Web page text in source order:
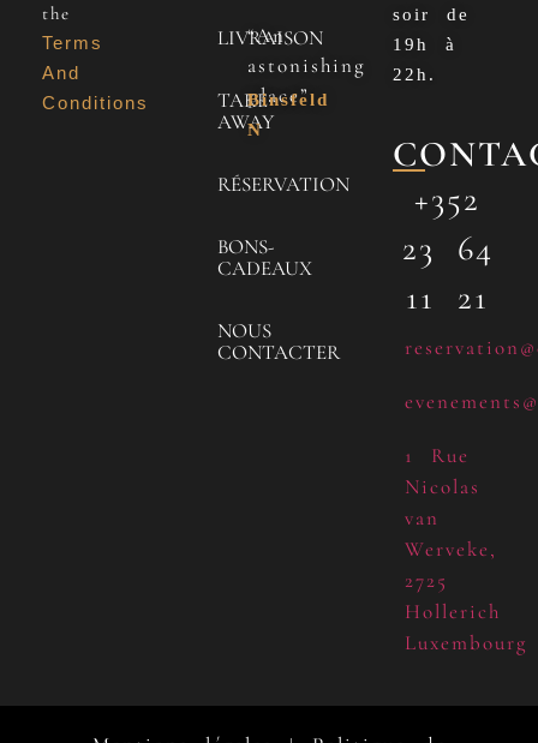
the
Terms
And
Conditions
LIVRAISON
TAKE
AWAY
RÉSERVATION
BONS-
CADEAUX
NOUS
CONTACTER
“An
astonishing
place”
Binsfeld
N
soir de
19h à
22h.
+352
23 64
11 21
1 Rue
Nicolas
van
Werveke,
2725
Hollerich
Luxembourg